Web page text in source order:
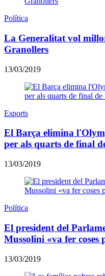
Política
​La Generalitat vol
Granollers
13/03/2019
Esports
El Barça elimina
per als quarts de final
13/03/2019
Política
El president del
Mussolini «va fer coses
13/03/2019